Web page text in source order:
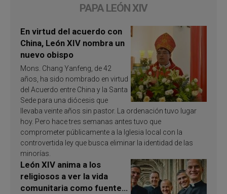
PAPA LEÓN XIV
En virtud del acuerdo con
China, León XIV nombra un
nuevo obispo
Mons. Chang Yanfeng, de 42
años, ha sido nombrado en virtud
del Acuerdo entre China y la Santa
Sede para una diócesis que
llevaba veinte años sin pastor. La ordenación tuvo lugar
hoy. Pero hace tres semanas antes tuvo que
comprometer públicamente a la Iglesia local con la
controvertida ley que busca eliminar la identidad de las
minorías.
León XIV anima a los
religiosos a ver la vida
comunitaria como fuente